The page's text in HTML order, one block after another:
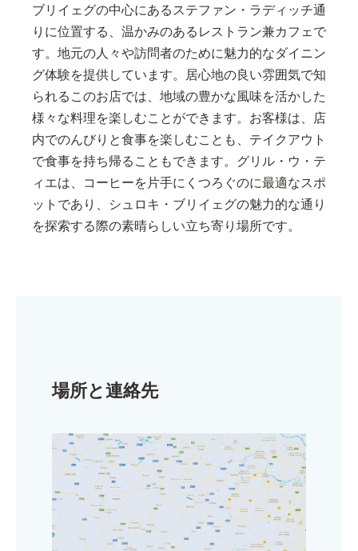
ブリイェグの中心にあるステファン・ラディッチ通
りに位置する、温かみのあるレストラン兼カフェで
す。地元の人々や訪問者のために魅力的なダイニン
グ体験を提供しています。居心地の良い雰囲気で知
られるこのお店では、地域の豊かな風味を活かした
様々な料理を楽しむことができます。お客様は、店
内でのんびりと食事を楽しむことも、テイクアウト
で食事を持ち帰ることもできます。グリル・ウ・テ
ィエは、コーヒーを片手にくつろぐのに最適なスポ
ットであり、シュロキ・ブリイェグの魅力的な通り
を探索する際の素晴らしい立ち寄り場所です。
場所と連絡先